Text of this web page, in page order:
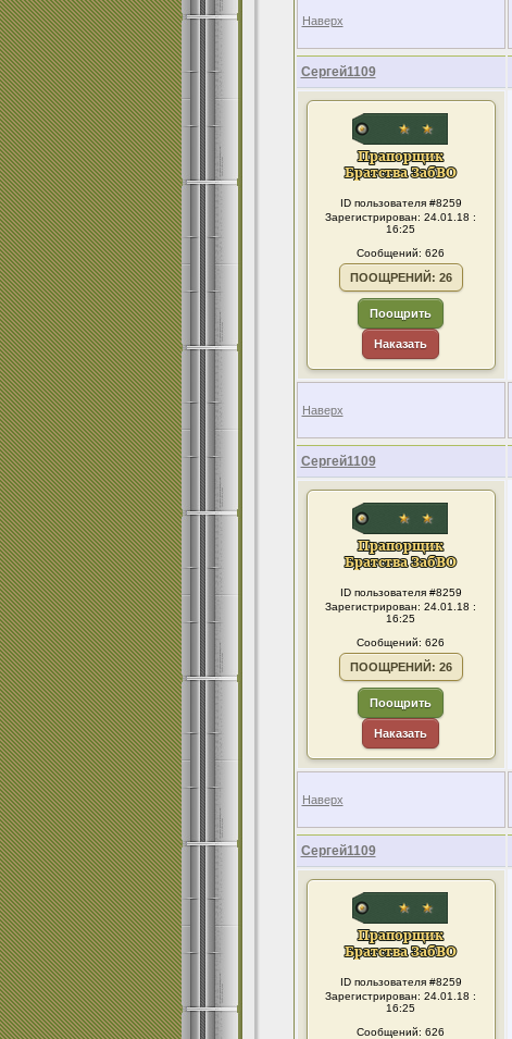
Наверх
Сергей1109
ID пользователя #8259
Зарегистрирован: 24.01.18 :
16:25
Сообщений: 626
ПООЩРЕНИЙ: 26
Поощрить
Наказать
Наверх
Сергей1109
ID пользователя #8259
Зарегистрирован: 24.01.18 :
16:25
Сообщений: 626
ПООЩРЕНИЙ: 26
Поощрить
Наказать
Наверх
Сергей1109
ID пользователя #8259
Зарегистрирован: 24.01.18 :
16:25
Сообщений: 626